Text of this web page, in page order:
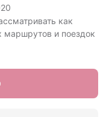
как
и поездок